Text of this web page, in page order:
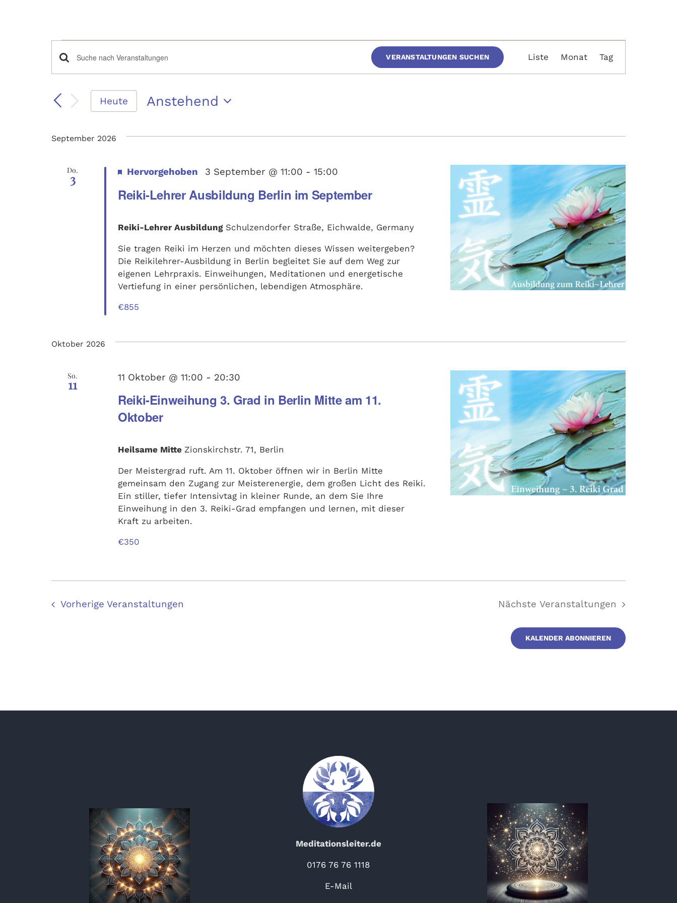
Veranstaltungen
Veranstaltungen
Suche
und
Ansichten,
Navigation
Bitte
Schlüsselwort
eingeben.
Suche
Schlüsselwort.
VERANSTALTUNGEN SUCHEN
Ansichten-
Liste Monat Tag
Heute
Anstehend
September 2026
Do.
3
Reiki-Lehrer Ausbildung Berlin im September
Hervorgehoben 3 September @ 11:00 - 15:00
Reiki-Lehrer Ausbildung Schulzendorfer Straße, Eichwalde, Germany
Sie tragen Reiki im Herzen und möchten dieses Wissen weitergeben?
Die Reikilehrer-Ausbildung in Berlin begleitet Sie auf dem Weg zur
eigenen Lehrpraxis. Einweihungen, Meditationen und energetische
Vertiefung in einer persönlichen, lebendigen Atmosphäre.
€855
Oktober 2026
So.
11
Reiki-Einweihung 3. Grad in Berlin Mitte am 11.
Oktober
11 Oktober @ 11:00 - 20:30
Heilsame Mitte Zionskirchstr. 71, Berlin
Der Meistergrad ruft. Am 11. Oktober öffnen wir in Berlin Mitte
gemeinsam den Zugang zur Meisterenergie, dem großen Licht des Reiki.
Ein stiller, tiefer Intensivtag in kleiner Runde, an dem Sie Ihre
Einweihung in den 3. Reiki-Grad empfangen und lernen, mit dieser
Kraft zu arbeiten.
€350
VorherigeVeranstaltungen Nächste Veranstaltungen
KALENDER ABONNIEREN
Meditationsleiter.de
0176 76 76 1118
E-Mail